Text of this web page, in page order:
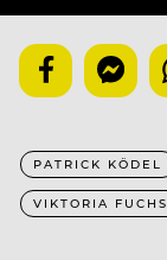
PATRICK KÖDEL
VIKTORIA FUCHS